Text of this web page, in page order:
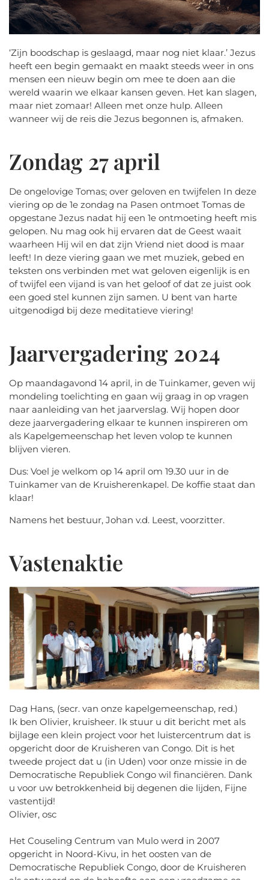
‘Zijn boodschap is geslaagd, maar nog niet klaar.’ Jezus
heeft een begin gemaakt en maakt steeds weer in ons
mensen een nieuw begin om mee te doen aan die
wereld waarin we elkaar kansen geven. Het kan slagen,
maar niet zomaar! Alleen met onze hulp. Alleen
wanneer wij de reis die Jezus begonnen is, afmaken.
Zondag 27 april
De ongelovige Tomas; over geloven en twijfelen In deze
viering op de 1e zondag na Pasen ontmoet Tomas de
opgestane Jezus nadat hij een 1e ontmoeting heeft mis
gelopen. Nu mag ook hij ervaren dat de Geest waait
waarheen Hij wil en dat zijn Vriend niet dood is maar
leeft! In deze viering gaan we met muziek, gebed en
teksten ons verbinden met wat geloven eigenlijk is en
of twijfel een vijand is van het geloof of dat ze juist ook
een goed stel kunnen zijn samen. U bent van harte
uitgenodigd bij deze meditatieve viering!
Jaarvergadering 2024
Op maandagavond 14 april, in de Tuinkamer, geven wij
mondeling toelichting en gaan wij graag in op vragen
naar aanleiding van het jaarverslag. Wij hopen door
deze jaarvergadering elkaar te kunnen inspireren om
als Kapelgemeenschap het leven volop te kunnen
blijven vieren.
Dus: Voel je welkom op 14 april om 19.30 uur in de
Tuinkamer van de Kruisherenkapel. De koffie staat dan
klaar!
Namens het bestuur, Johan v.d. Leest, voorzitter.
Vastenaktie
Dag Hans, (secr. van onze kapelgemeenschap, red.)
Ik ben Olivier, kruisheer. Ik stuur u dit bericht met als
bijlage een klein project voor het luistercentrum dat is
opgericht door de Kruisheren van Congo. Dit is het
tweede project dat u (in Uden) voor onze missie in de
Democratische Republiek Congo wil financiëren. Dank
u voor uw betrokkenheid bij degenen die lijden, Fijne
vastentijd!
Olivier, osc
Het Couseling Centrum van Mulo werd in 2007
opgericht in Noord-Kivu, in het oosten van de
Democratische Republiek Congo, door de Kruisheren